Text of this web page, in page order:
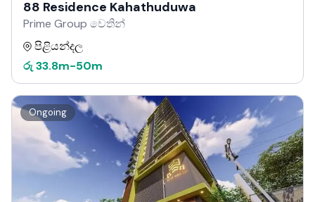
88 Residence Kahathuduwa
Prime Group වෙතින්
පිළියන්දල
රු 33.8m-50m
Ongoing